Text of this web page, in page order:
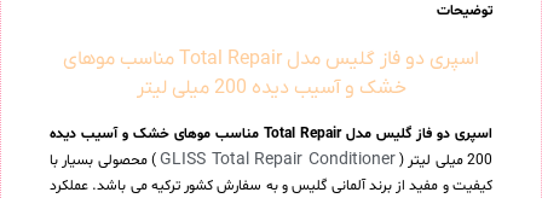
توضیحات
اسپری دو فاز گلیس مدل Total Repair مناسب موهای
خشک و آسیب دیده 200 میلی لیتر
اسپری دو فاز گلیس مدل Total Repair مناسب موهای خشک و آسیب دیده
200 میلی لیتر (
GLISS Total Repair Conditioner) محصولی بسیار با
کیفیت و مفید از برند آلمانی گلیس و به سفارش کشور ترکیه می باشد. عملکرد